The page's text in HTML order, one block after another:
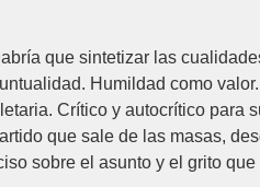
que sintetizar las
Humildad como
Crítico y autocrítico para
que sale de las masas,
sobre el asunto y el grito